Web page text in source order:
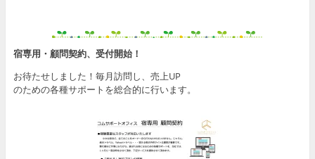
宿専用・顧問契約、受付開始！
お待たせしました！毎月訪問し、売上UP
のための各種サポートを総合的に行います。